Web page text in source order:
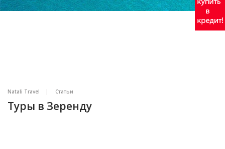
Natali Travel Статьи
Туры в Зеренду